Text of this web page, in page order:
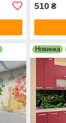
510 ₴
Новинка